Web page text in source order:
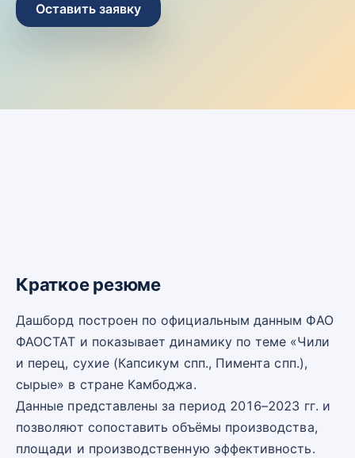
Оставить заявку
Краткое резюме
Дашборд построен по официальным данным ФАО
ФАОСТАТ и показывает динамику по теме «Чили
и перец, сухие (Капсикум спп., Пимента спп.),
сырые» в стране Камбоджа.
Данные представлены за период 2016–2023 гг. и
позволяют сопоставить объёмы производства,
площади и производственную эффективность.